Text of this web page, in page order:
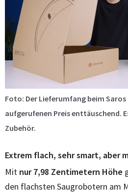
Foto: Der Lieferumfang beim Saros
aufgerufenen Preis enttäuschend.
Zubehör.
Extrem flach, sehr smart, aber
Mit nur 7,98 Zentimetern Höhe
den flachsten Saugrobotern am